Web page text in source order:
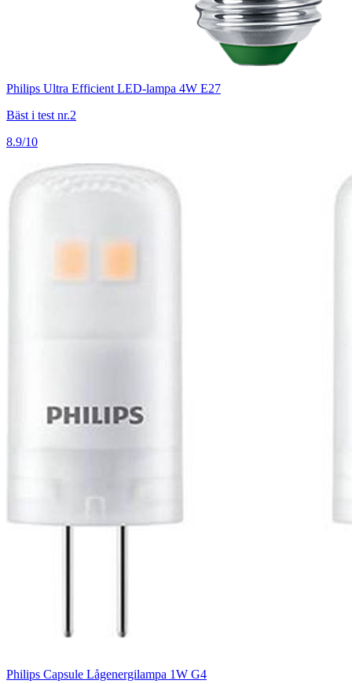
Philips Ultra Efficient LED-lampa 4W E27
Bäst i test nr.2
8.9/10
Philips Capsule Lågenergilampa 1W G4